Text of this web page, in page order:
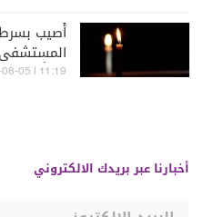
أُصيب
عاماً
11:19 | 2026-08-05
أخبارنا عبر بريدك الالكتروني